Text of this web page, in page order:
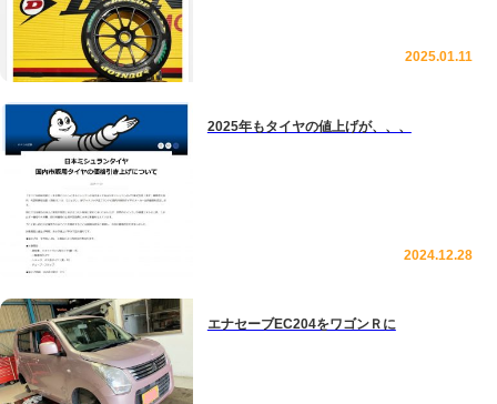
2025.01.11
2025年もタイヤの値上げが、、、
2024.12.28
エナセーブEC204をワゴンＲに